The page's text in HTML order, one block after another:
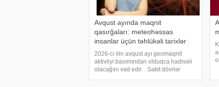
Avqust ayında maqnit
qasırğaları: meteohəssas
insanlar üçün təhlükəli tarixlər
2026-cı ilin avqust ayı geomaqnit
aktivliyi baxımından olduqca hadisəli
olacağını vəd edir. . Sakit dövrlər